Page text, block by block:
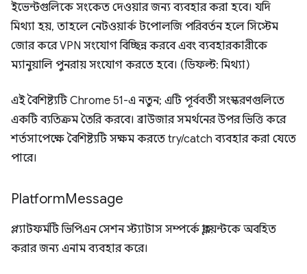
ইভেন্টগুলিকে সংকেত দেওয়ার জন্য ব্যবহার করা হবে। যদি
মিথ্যা হয়, তাহলে নেটওয়ার্ক টপোলজি পরিবর্তন হলে সিস্টেম
জোর করে VPN সংযোগ বিচ্ছিন্ন করবে এবং ব্যবহারকারীকে
ম্যানুয়ালি পুনরায় সংযোগ করতে হবে। (ডিফল্ট: মিথ্যা)
এই বৈশিষ্ট্যটি Chrome 51-এ নতুন; এটি পূর্ববর্তী সংস্করণগুলিতে
একটি ব্যতিক্রম তৈরি করবে। ব্রাউজার সমর্থনের উপর ভিত্তি করে
শর্তসাপেক্ষে বৈশিষ্ট্যটি সক্ষম করতে try/catch ব্যবহার করা যেতে
পারে।
PlatformMessage
প্ল্যাটফর্মটি ভিপিএন সেশন স্ট্যাটাস সম্পর্কে ক্লায়েন্টকে অবহিত
করার জন্য এনাম ব্যবহার করে।